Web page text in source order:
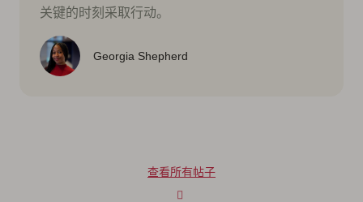
关键的时刻采取行动。
Georgia Shepherd
查看所有帖子